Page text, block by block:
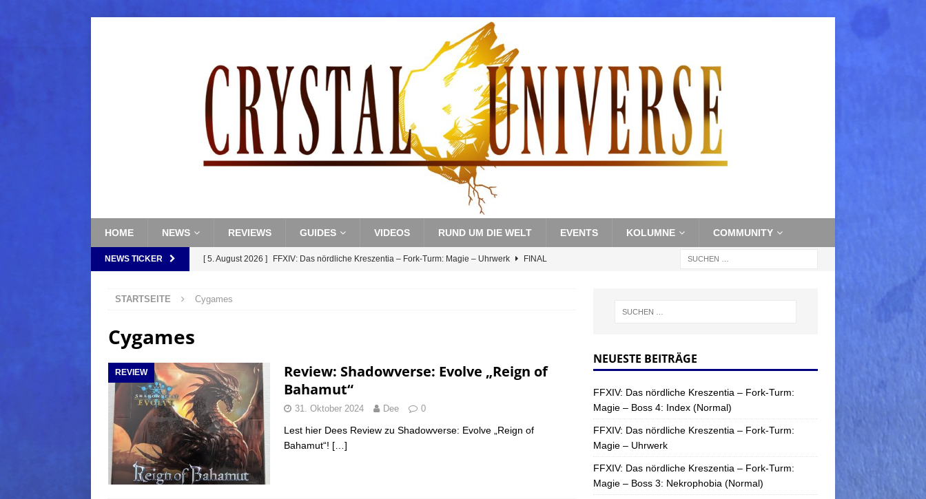
HOME NEWS REVIEWS GUIDES VIDEOS RUND UM DIE WELT EVENTS KOLUMNE COMMUNITY
NEWS TICKER [ 5. August 2026 ] FFXIV: Das nördliche Kreszentia – Fork-Turm: Magie – Uhrwerk FINAL
[ 5. August 2026 ]
FANTASY
[ 5. August 2026 ]
(Normal) FINAL FANTASY
[ 5. August 2026 ] FFXIV: Das nördliche Kreszentia – Fork-Turm: Magie – Boss 4: Index (Normal)
FINAL FANTASY
STARTSEITE Cygames
Cygames
REVIEW
Review: Shadowverse: Evolve „Reign of
Bahamut“
31. Oktober 2024 Dee 0
Lest hier Dees Review zu Shadowverse: Evolve „Reign of
Bahamut“! […]
NEUESTE BEITRÄGE
FFXIV: Das nördliche Kreszentia – Fork-Turm:
Magie – Boss 4: Index (Normal)
FFXIV: Das nördliche Kreszentia – Fork-Turm:
Magie – Uhrwerk
FFXIV: Das nördliche Kreszentia – Fork-Turm:
Magie – Boss 3: Nekrophobia (Normal)